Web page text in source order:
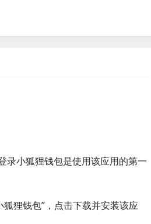
录小狐狸钱包是使用该应用的第一
狸钱包”，点击下载并安装该应